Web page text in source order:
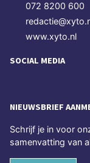
072 8200 600
www.xyto.nl
SOCIAL MEDIA
NIEUWSBRIEF
Schrijf je in voor
samenvatting van